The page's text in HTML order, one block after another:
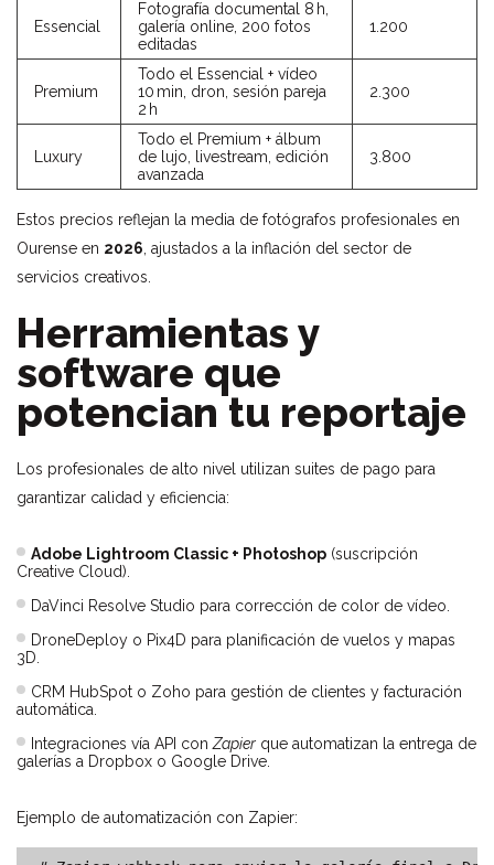
Essencial
Fotografía documental 8 h,
galería online, 200 fotos
editadas
1.200
Premium
Todo el Essencial + vídeo
10 min, dron, sesión pareja
2 h
2.300
Luxury
Todo el Premium + álbum
de lujo, livestream, edición
avanzada
3.800
Estos precios reflejan la media de fotógrafos profesionales en
Ourense en 2026, ajustados a la inflación del sector de
servicios creativos.
Herramientas y
software que
potencian tu reportaje
Los profesionales de alto nivel utilizan suites de pago para
garantizar calidad y eficiencia:
Adobe Lightroom Classic + Photoshop (suscripción
Creative Cloud).
DaVinci Resolve Studio para corrección de color de vídeo.
DroneDeploy o Pix4D para planificación de vuelos y mapas
3D.
CRM HubSpot o Zoho para gestión de clientes y facturación
automática.
Integraciones vía API conZapier que automatizan la entrega de
galerías a Dropbox o Google Drive.
Ejemplo de automatización con Zapier: